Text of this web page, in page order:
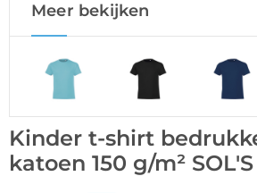
Meer bekijken
Kinder t-shirt
katoen 150 g/m²